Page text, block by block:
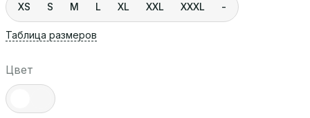
XS S M L XL XXL XXXL -
Таблица размеров
Цвет